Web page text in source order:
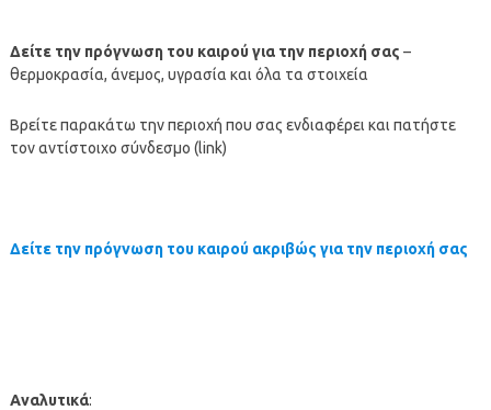
Δείτε την πρόγνωση του καιρού για την περιοχή σας –
θερμοκρασία, άνεμος, υγρασία και όλα τα στοιχεία
Βρείτε παρακάτω την περιοχή που σας ενδιαφέρει και πατήστε
τον αντίστοιχο σύνδεσμο (link)
Δείτε την πρόγνωση του καιρού ακριβώς για την περιοχή σας
Αναλυτικά: